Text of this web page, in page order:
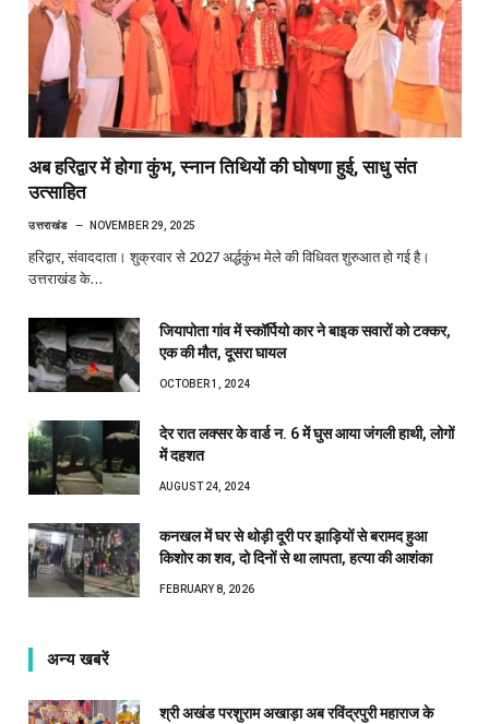
अब हरिद्वार में होगा कुंभ, स्नान तिथियों की घोषणा हुई, साधु संत
उत्साहित
उत्तराखंड NOVEMBER 29, 2025
हरिद्वार, संवाददाता। शुक्रवार से 2027 अर्द्धकुंभ मेले की विधिवत शुरुआत हो गई है।
उत्तराखंड के…
जियापोता गांव में स्कॉर्पियो कार ने बाइक सवारों को टक्कर,
एक की मौत, दूसरा घायल
OCTOBER 1, 2024
देर रात लक्सर के वार्ड न. 6 में घुस आया जंगली हाथी, लोगों
में दहशत
AUGUST 24, 2024
कनखल में घर से थोड़ी दूरी पर झाड़ियों से बरामद हुआ
किशोर का शव, दो दिनों से था लापता, हत्या की आशंका
FEBRUARY 8, 2026
अन्य खबरें
श्री अखंड परशुराम अखाड़ा अब रविंद्रपुरी महाराज के